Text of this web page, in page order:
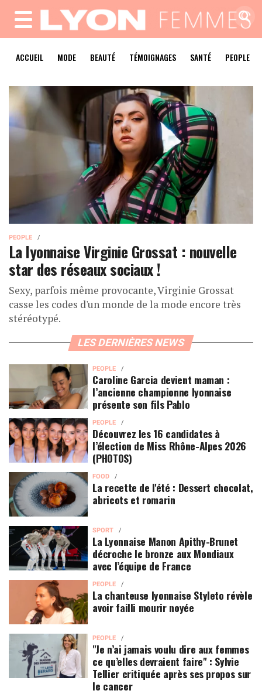
MENU
ACCUEIL MODE BEAUTÉ TÉMOIGNAGES SANTÉ PEOPLE
PEOPLE
La lyonnaise Virginie Grossat : nouvelle
star des réseaux sociaux !
Sexy, parfois même provocante, Virginie Grossat
casse les codes d'un monde de la mode encore très
stéréotypé.
LES DERNIÈRES NEWS
PEOPLE
Caroline Garcia devient maman :
l’ancienne championne lyonnaise
présente son fils Pablo
PEOPLE
Découvrez les 16 candidates à
l’élection de Miss Rhône-Alpes 2026
(PHOTOS)
FOOD
La recette de l'été : Dessert chocolat,
abricots et romarin
SPORT
La Lyonnaise Manon Apithy-Brunet
décroche le bronze aux Mondiaux
avec l’équipe de France
PEOPLE
La chanteuse lyonnaise Styleto révèle
avoir failli mourir noyée
PEOPLE
"Je n’ai jamais voulu dire aux femmes
ce qu’elles devraient faire" : Sylvie
Tellier critiquée après ses propos sur
le cancer